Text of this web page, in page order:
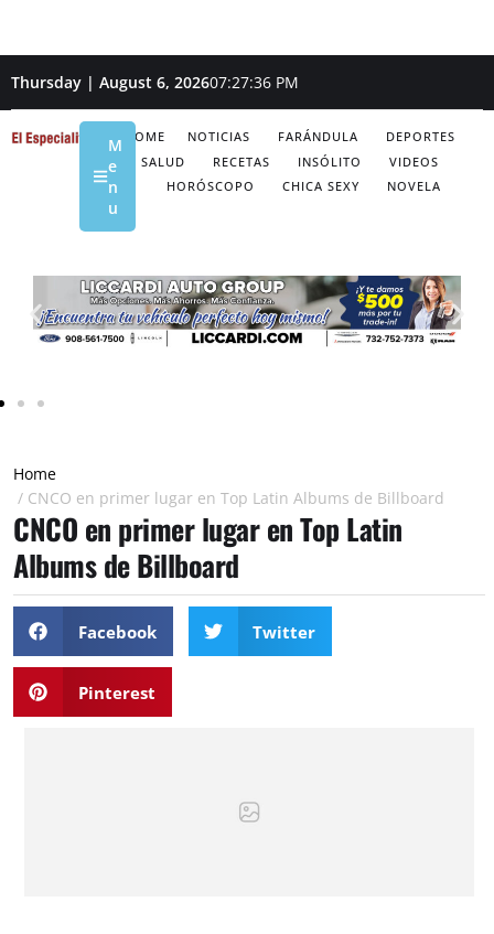
Thursday | August 6, 202607:27:37 PM
HOME NOTICIAS FARÁNDULA
DEPORTES
SALUD
RECETAS INSÓLITO
VIDEOS
HORÓSCOPO
CHICA SEXY NOVELA
M
e
n
u
Home
/ CNCO en primer lugar en Top Latin Albums de Billboard
CNCO en primer lugar en Top Latin
Albums de Billboard
Facebook Twitter
Pinterest